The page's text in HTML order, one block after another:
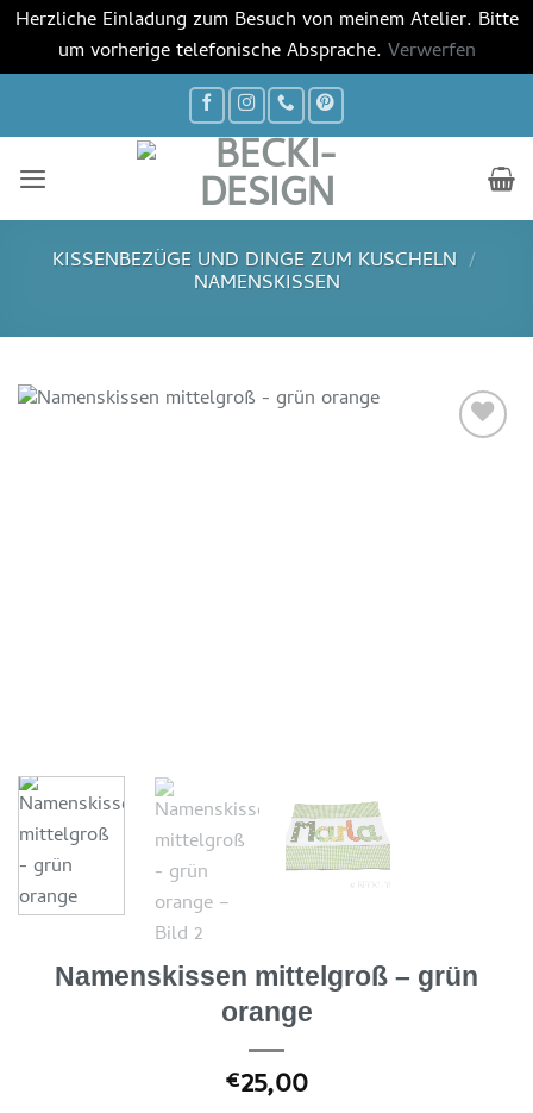
Herzliche Einladung zum Besuch von meinem Atelier. Bitte
um vorherige telefonische Absprache. Verwerfen
KISSENBEZÜGE UND DINGE ZUM KUSCHELN /
NAMENSKISSEN
Namenskissen mittelgroß – grün
orange
€25,00